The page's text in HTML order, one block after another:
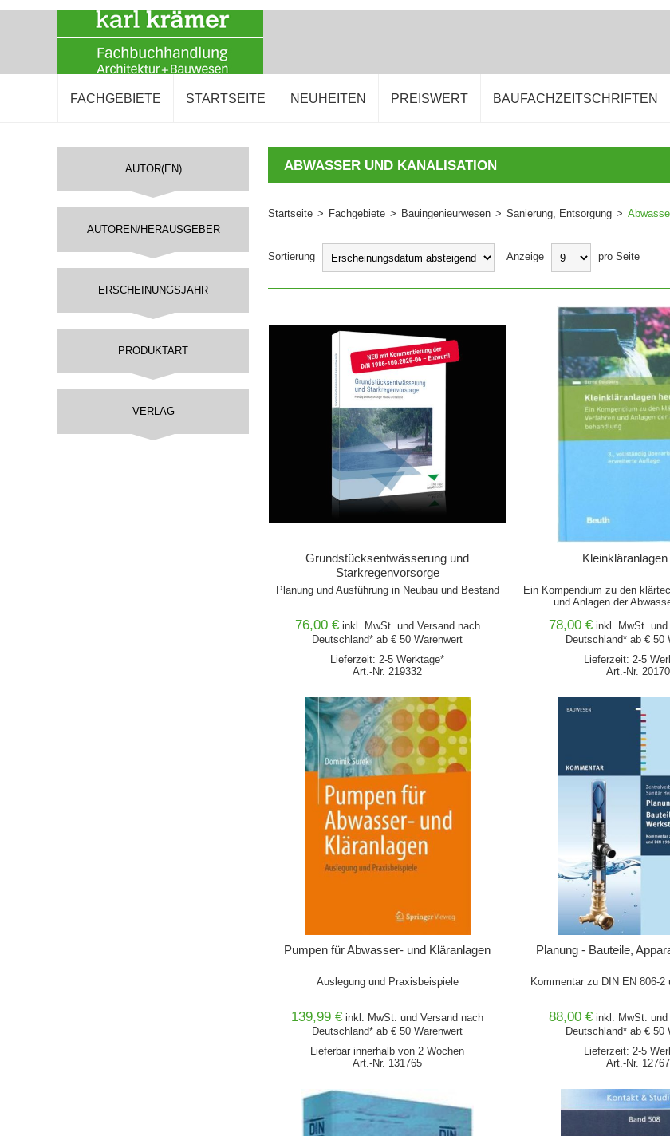
FACHGEBIETE STARTSEITE NEUHEITEN PREISWERT BAUFACHZEITSCHRIFTEN
ABWASSER UND KANALISATION
Startseite > Fachgebiete > Bauingenieurwesen > Sanierung, Entsorgung >
Sortierung Anzeige pro Seite
Grundstücksentwässerung und
Starkregenvorsorge
Planung und Ausführung in Neubau und Bestand
76,00 € inkl. MwSt. und Versandnach
Deutschland* ab € 50 Warenwert
Lieferzeit: 2-5 Werktage*
Art.-Nr. 219332
Ein Kompendium zu den
und Anlagen der
78,00 € inkl. MwSt. und
Deutschland* ab € 50
Lieferzeit: 2-5
Art.-Nr.
IN DEN WARENKORB
Pumpen für Abwasser- und Kläranlagen
Auslegung und Praxisbeispiele
139,99 € inkl. MwSt. undVersand nach
Deutschland* ab € 50 Warenwert
Lieferbar innerhalb von 2 Wochen
Art.-Nr. 131765
IN DEN WARENKORB
Planung - Bauteile,
Kommentar zu DIN EN 806-2
88,00 € inkl. MwSt. und
Deutschland* ab € 50
Lieferzeit: 2-5
Art.-Nr.
IN DEN WARENKORB
IN DEN WARENKORB IN DEN WARENKORB
AUTOR(EN)
AUTOREN/HERAUSGEBER
ERSCHEINUNGSJAHR
PRODUKTART
VERLAG